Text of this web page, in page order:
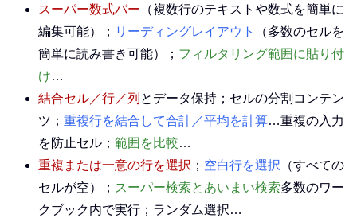
スーパー数式バー （複数行のテキストや数式を簡単に
編集可能）； リーディングレイアウト
（多数のセルを
簡単に読み書き可能）； フィルタリング範囲に貼り付
け…
結合セル／行／列 とデータ保持；セルの分割コンテン
ツ； 重複行を結合して合計／平均を計算…重複の入力
を防止セル； 範囲を比較…
重複または一意の行を選択 ； 空白行を選択 （すべての
セルが空）； スーパー検索とあいまい検索多数のワー
クブック内で実行；ランダム選択…